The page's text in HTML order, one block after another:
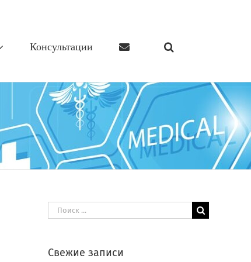
Консультации
Результат
поиска:
Свежие записи